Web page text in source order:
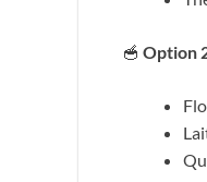
🥣 Option